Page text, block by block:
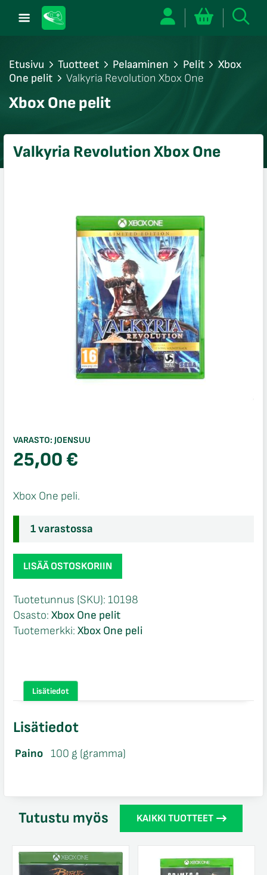
Etusivu Tuotteet Pelaaminen Pelit
Xbox
One pelit
Valkyria Revolution Xbox One
Xbox One pelit
Valkyria Revolution Xbox One
VARASTO: JOENSUU
25,00€
Xbox One peli.
1 varastossa
Valkyria
Revolution
One
määrä
LISÄÄ OSTOSKORIIN
Tuotetunnus (SKU): 10198
Osasto: Xbox One pelit
Tuotemerkki: Xbox One peli
Lisätiedot
Lisätiedot
Paino 100 g (gramma)
Tutustu myös KAIKKI TUOTTEET
sulje
sulje